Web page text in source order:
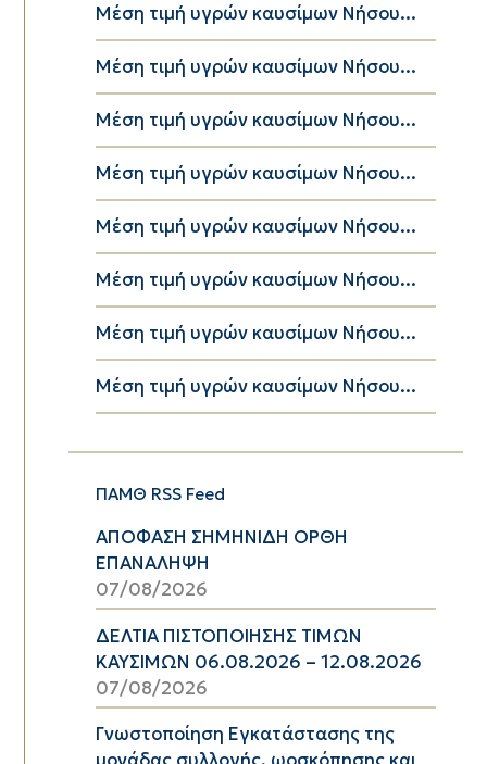
Μέση τιμή υγρών καυσίμων Νήσου...
Μέση τιμή υγρών καυσίμων Νήσου...
Μέση τιμή υγρών καυσίμων Νήσου...
Μέση τιμή υγρών καυσίμων Νήσου...
Μέση τιμή υγρών καυσίμων Νήσου...
Μέση τιμή υγρών καυσίμων Νήσου...
Μέση τιμή υγρών καυσίμων Νήσου...
Μέση τιμή υγρών καυσίμων Νήσου...
ΠΑΜΘ RSS Feed
ΑΠΟΦΑΣΗ ΣΗΜΗΝΙΔΗ ΟΡΘΗ
ΕΠΑΝΑΛΗΨΗ
07/08/2026
ΔΕΛΤΙΑ ΠΙΣΤΟΠΟΙΗΣΗΣ ΤΙΜΩΝ
ΚΑΥΣΙΜΩΝ 06.08.2026 – 12.08.2026
07/08/2026
Γνωστοποίηση Εγκατάστασης της